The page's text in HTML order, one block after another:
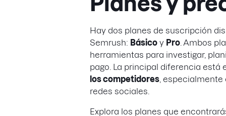
Hay dos planes de suscripción
Semrush: Básico y Pro . Ambos
herramientas para investigar,
pago. La principal diferencia está
los competidores ,
redes sociales.
Explora los planes que